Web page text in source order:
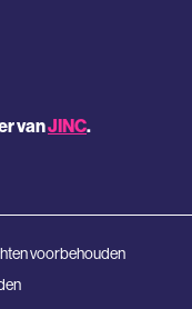
vanJINC.
voorbehouden